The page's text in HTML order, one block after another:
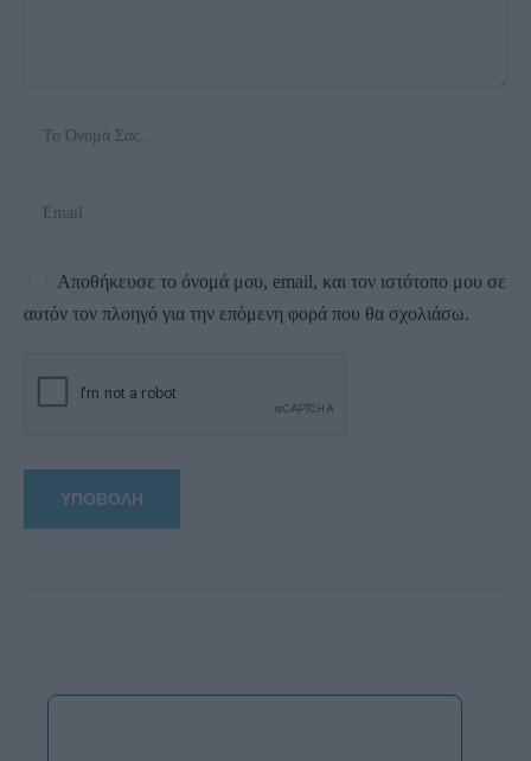
Αποθήκευσε το όνομά μου, email, και τον ιστότοπο μου σε
αυτόν τον πλοηγό για την επόμενη φορά που θα σχολιάσω.